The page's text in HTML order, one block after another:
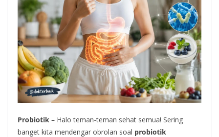
Probiotik – Halo teman-teman sehat semua! Sering
banget kita mendengar obrolan soal probiotik